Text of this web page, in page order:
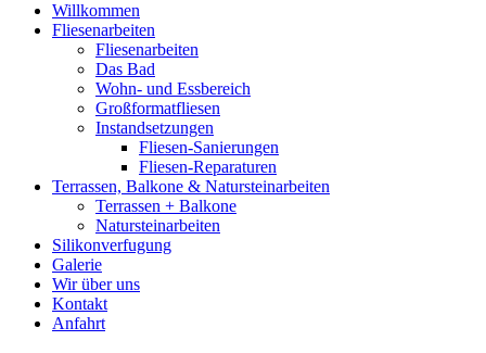
Willkommen
Fliesenarbeiten
Fliesenarbeiten
Das Bad
Wohn- und Essbereich
Großformatfliesen
Instandsetzungen
Fliesen-Sanierungen
Fliesen-Reparaturen
Terrassen, Balkone & Natursteinarbeiten
Terrassen + Balkone
Natursteinarbeiten
Silikonverfugung
Galerie
Wir über uns
Kontakt
Anfahrt